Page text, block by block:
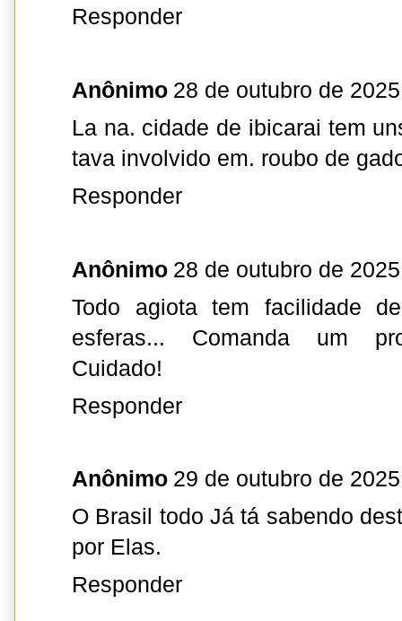
Responder
Anônimo 28 de outubro de
La na. cidade de ibicarai tem
tava involvido em. roubo de
Responder
Anônimo 28 de outubro de
Todo agiota tem facilidade
esferas... Comanda um
Cuidado!
Responder
Anônimo 29 de outubro de
O Brasil todo Já tá sabendo
por Elas.
Responder